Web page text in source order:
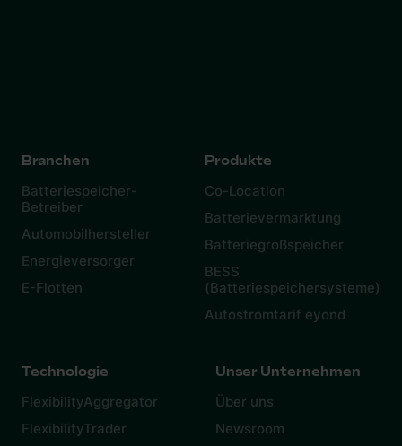
Branchen
Batteriespeicher-
Betreiber
Automobilhersteller
Energieversorger
E-Flotten
Produkte
Co-Location
Batterievermarktung
Batteriegroßspeicher
BESS
(Batteriespeichersysteme)
Autostromtarif eyond
Technologie
FlexibilityAggregator
FlexibilityTrader
Unser Unternehmen
Über uns
Newsroom